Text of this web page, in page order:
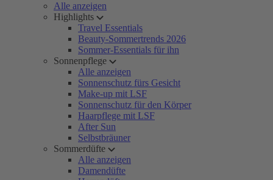
Alle anzeigen
Highlights
Travel Essentials
Beauty-Sommertrends 2026
Sommer-Essentials für ihn
Sonnenpflege
Alle anzeigen
Sonnenschutz fürs Gesicht
Make-up mit LSF
Sonnenschutz für den Körper
Haarpflege mit LSF
After Sun
Selbstbräuner
Sommerdüfte
Alle anzeigen
Damendüfte